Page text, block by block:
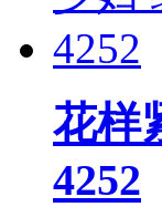
花样
4252